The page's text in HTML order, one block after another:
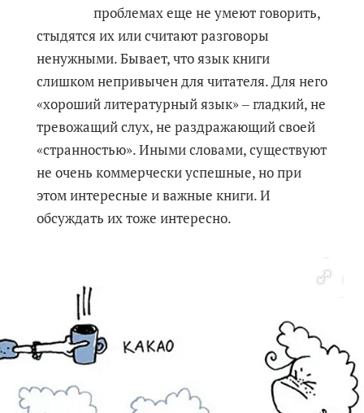
проблемах еще не умеют говорить,
стыдятся их или считают разговоры
ненужными. Бывает, что язык книги
слишком непривычен для читателя. Для него
«хороший литературный язык» ‒ гладкий, не
тревожащий слух, не раздражающий своей
«странностью». Иными словами, существуют
не очень коммерчески успешные, но при
этом интересные и важные книги. И
обсуждать их тоже интересно.